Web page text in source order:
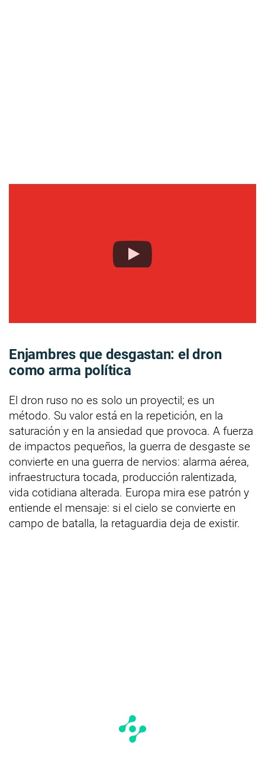
Enjambres que desgastan: el dron
como arma política
El dron ruso no es solo un proyectil; es un
método. Su valor está en la repetición, en la
saturación y en la ansiedad que provoca. A fuerza
de impactos pequeños, la guerra de desgaste se
convierte en una guerra de nervios: alarma aérea,
infraestructura tocada, producción ralentizada,
vida cotidiana alterada. Europa mira ese patrón y
entiende el mensaje: si el cielo se convierte en
campo de batalla, la retaguardia deja de existir.